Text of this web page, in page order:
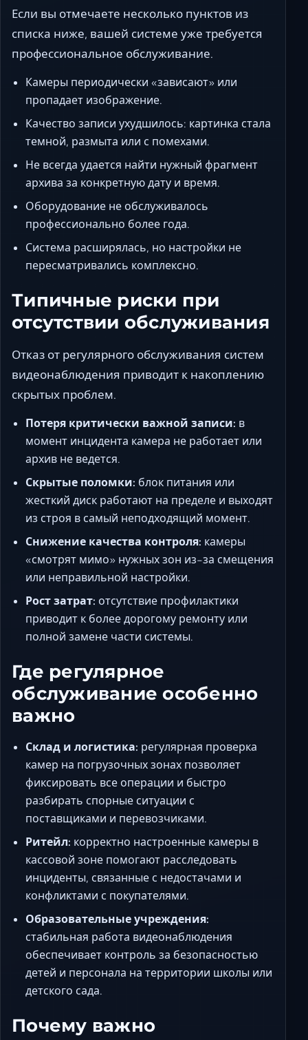
Если вы отмечаете несколько пунктов из
списка ниже, вашей системе уже требуется
профессиональное обслуживание.
Камеры периодически «зависают» или
пропадает изображение.
Качество записи ухудшилось: картинка стала
темной, размыта или с помехами.
Не всегда удается найти нужный фрагмент
архива за конкретную дату и время.
Оборудование не обслуживалось
профессионально более года.
Система расширялась, но настройки не
пересматривались комплексно.
Типичные риски при
отсутствии обслуживания
Отказ от регулярного обслуживания систем
видеонаблюдения приводит к накоплению
скрытых проблем.
Потеря критически важной записи: в
момент инцидента камера не работает или
архив не ведется.
Скрытые поломки: блок питания или
жесткий диск работают на пределе и выходят
из строя в самый неподходящий момент.
Снижение качества контроля: камеры
«смотрят мимо» нужных зон из-за смещения
или неправильной настройки.
Рост затрат: отсутствие профилактики
приводит к более дорогому ремонту или
полной замене части системы.
Где регулярное
обслуживание особенно
важно
Склад и логистика: регулярная проверка
камер на погрузочных зонах позволяет
фиксировать все операции и быстро
разбирать спорные ситуации с
поставщиками и перевозчиками.
Ритейл: корректно настроенные камеры в
кассовой зоне помогают расследовать
инциденты, связанные с недостачами и
конфликтами с покупателями.
Образовательные учреждения:
стабильная работа видеонаблюдения
обеспечивает контроль за безопасностью
детей и персонала на территории школы или
детского сада.
Почему важно